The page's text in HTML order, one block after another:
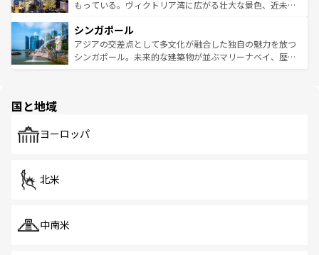
が旅行者を迎えてくれるので、きっと忘れられない旅にな
参照してほしい。
いビーチでリゾート気分を楽しむことができる。タイ料理
激する。気候は一年中温暖で、どの季節にも異なる楽しみ
が待っている。親しみやすいタイの人々、仏教を中心とし
た文化、そして多様な観光資源が、訪れる旅人を魅了し続
もっている。ヴィクトリア湾に広がる壮大な景色、近未来
み、どこを訪れても感動するはず。観光スポットが密集し
ており、効率よく見どころを回れるのも魅力。息をのむよ
うな絶景から文化的な体験まで、香港を存分に楽しみ尽く
シンガポール
アジアの交差点として多文化が融合した独自の魅力を放つ
シンガポール。未来的な建築物が並ぶマリーナベイ、歴史
で、ホーカーズは地元の風情を楽しめる外せないスポット
国と地域
ヨーロッパ
北米
中南米